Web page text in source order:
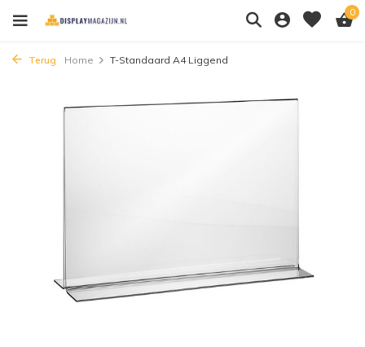
0
Terug Home T-Standaard A4 Liggend